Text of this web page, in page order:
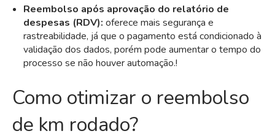
Reembolso após aprovação do relatório de
despesas (RDV): oferece mais segurança e
rastreabilidade, já que o pagamento está condicionado à
validação dos dados, porém pode aumentar o tempo do
processo se não houver automação.!
Como otimizar o reembolso
de km rodado?